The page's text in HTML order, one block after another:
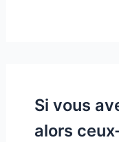
Si vous
alors